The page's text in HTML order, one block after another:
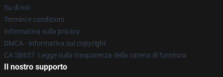
Su di noi
Termini e condizioni
Informativa sulla privacy
DMCA - Informativa sul copyright
CA SB657: Legge sulla trasparenza della catena di fornitura
Il nostro supporto